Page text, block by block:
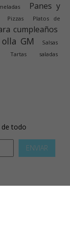
Panes y
Pizzas
Platos de
cumpleaños
GM
Salsas
Tartas saladas
de todo
ENVIAR